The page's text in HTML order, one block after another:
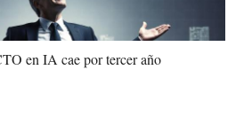
en IA cae por tercer año